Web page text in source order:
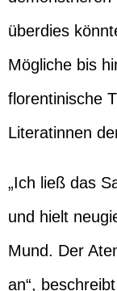
überdies
Mögliche bis
florentinische
Literatinnen
„Ich ließ das
und hielt
Mund. Der
an“,